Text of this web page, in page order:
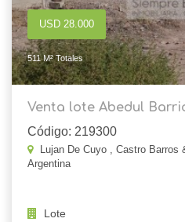
USD 28.000
511 M² Totales
Venta lote Abedul
Código: 219300
Lujan De Cuyo , Castro Barros
Argentina
Lote